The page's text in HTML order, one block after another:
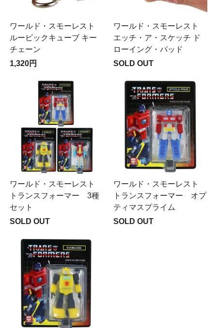
ワールド・スモーレスト
ルービックキューブ キー
チェーン
1,320円
ワールド・スモーレスト
エッチ・ア・スケッチ ド
ローイング・パッド
SOLD OUT
ワールド・スモーレスト
トランスフォーマー 3種
セット
SOLD OUT
ワールド・スモーレスト
トランスフォーマー オプ
ティマスプライム
SOLD OUT